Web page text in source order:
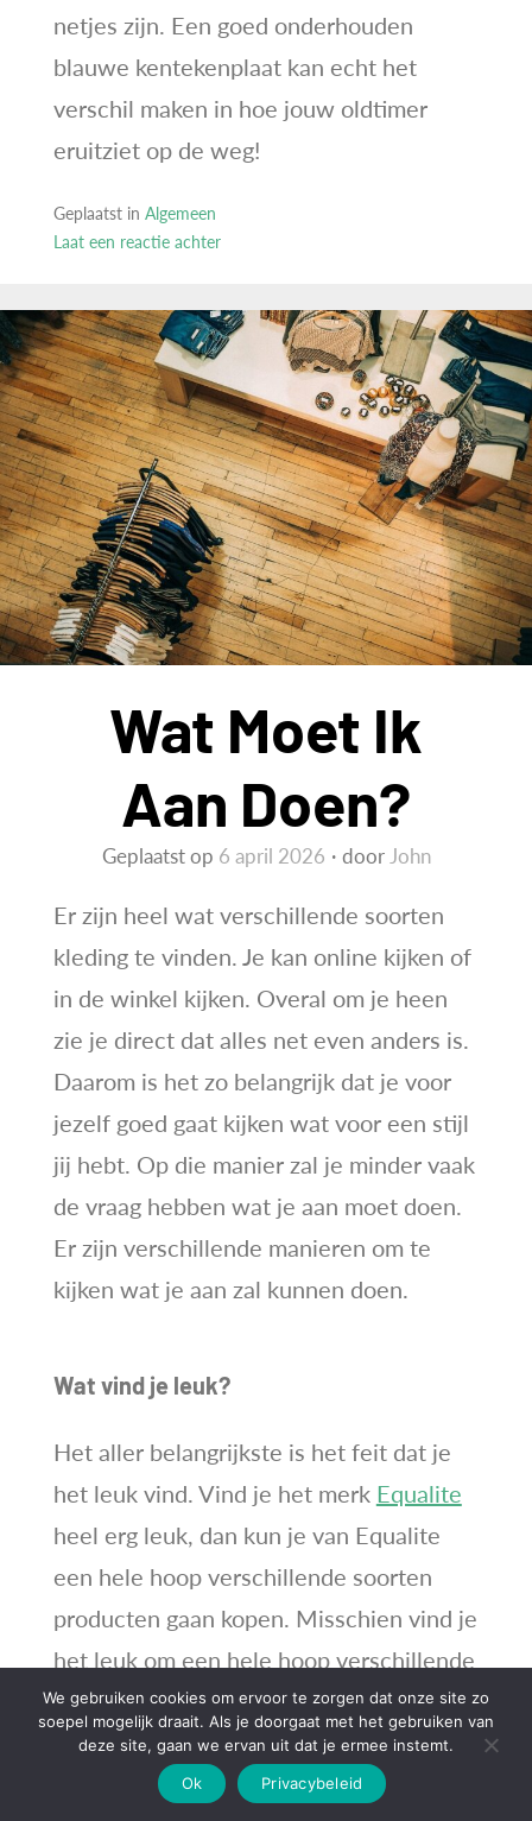
netjes zijn. Een goed onderhouden
blauwe kentekenplaat kan echt het
verschil maken in hoe jouw oldtimer
eruitziet op de weg!
Geplaatst in Algemeen
Laat een reactie achter
kentekenplaten:
charme
en
voordelen
voor
oldtimers
Wat Moet Ik
Aan Doen?
Geplaatst op 6 april 2026 door John
Er zijn heel wat verschillende soorten
kleding te vinden. Je kan online kijken of
in de winkel kijken. Overal om je heen
zie je direct dat alles net even anders is.
Daarom is het zo belangrijk dat je voor
jezelf goed gaat kijken wat voor een stijl
jij hebt. Op die manier zal je minder vaak
de vraag hebben wat je aan moet doen.
Er zijn verschillende manieren om te
kijken wat je aan zal kunnen doen.
Wat vind je leuk?
Het aller belangrijkste is het feit dat je
het leuk vind. Vind je het merk Equalite
heel erg leuk, dan kun je van Equalite
een hele hoop verschillende soorten
producten gaan kopen. Misschien vind je
het leuk om een hele hoop verschillende
merken door elkaar te dragen. Dat zal je
dan ook eens uit kunnen proberen. Het
is een kwestie van uitproberen en kijken
We gebruiken cookies om ervoor te zorgen dat onze site zo
soepel mogelijk draait. Als je doorgaat met het gebruiken van
deze site, gaan we ervan uit dat je ermee instemt.
Ok
Privacybeleid